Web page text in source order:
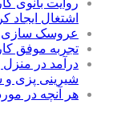
اشتغال ایجاد
عروسک سازی و
تجربه موفق
درآمد در
شیرینی پزی
هر آنچه در